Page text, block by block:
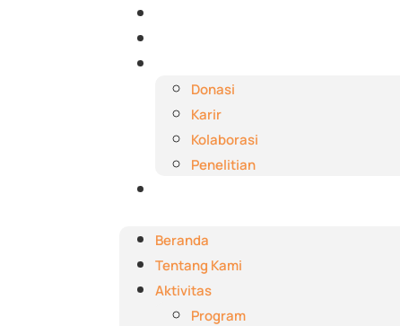
Donasi
Karir
Kolaborasi
Penelitian
Beranda
Tentang Kami
Aktivitas
Program